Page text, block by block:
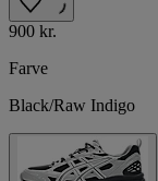
900 kr.
Farve
Black/Raw Indigo